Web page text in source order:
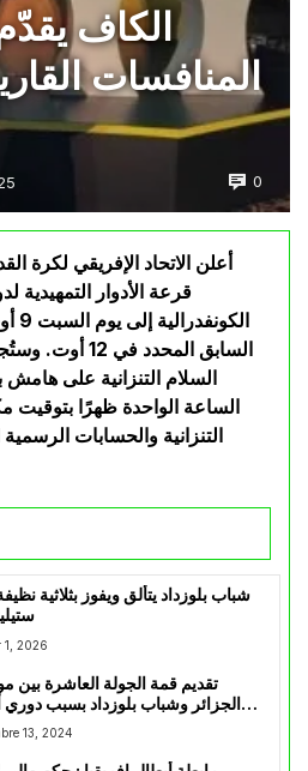
الكاف
المنافسات
0
أعلن الاتحاد الإفريقي
قرعة الأدوار التمهيدية
السابق المحدد
السلام التنزانية على
الساعة الواحدة ظهرًا بتوقيت
شباب بلوزداد يتألق ويفوز بثلاثية
1, 2026
تقديم قمة الجولة العاشرة بين
الجزائر وشباب بلوزداد بسبب دوري
13, 2024